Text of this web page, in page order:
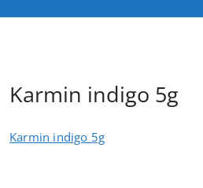
Karmin indigo 5g
Karmin indigo 5g